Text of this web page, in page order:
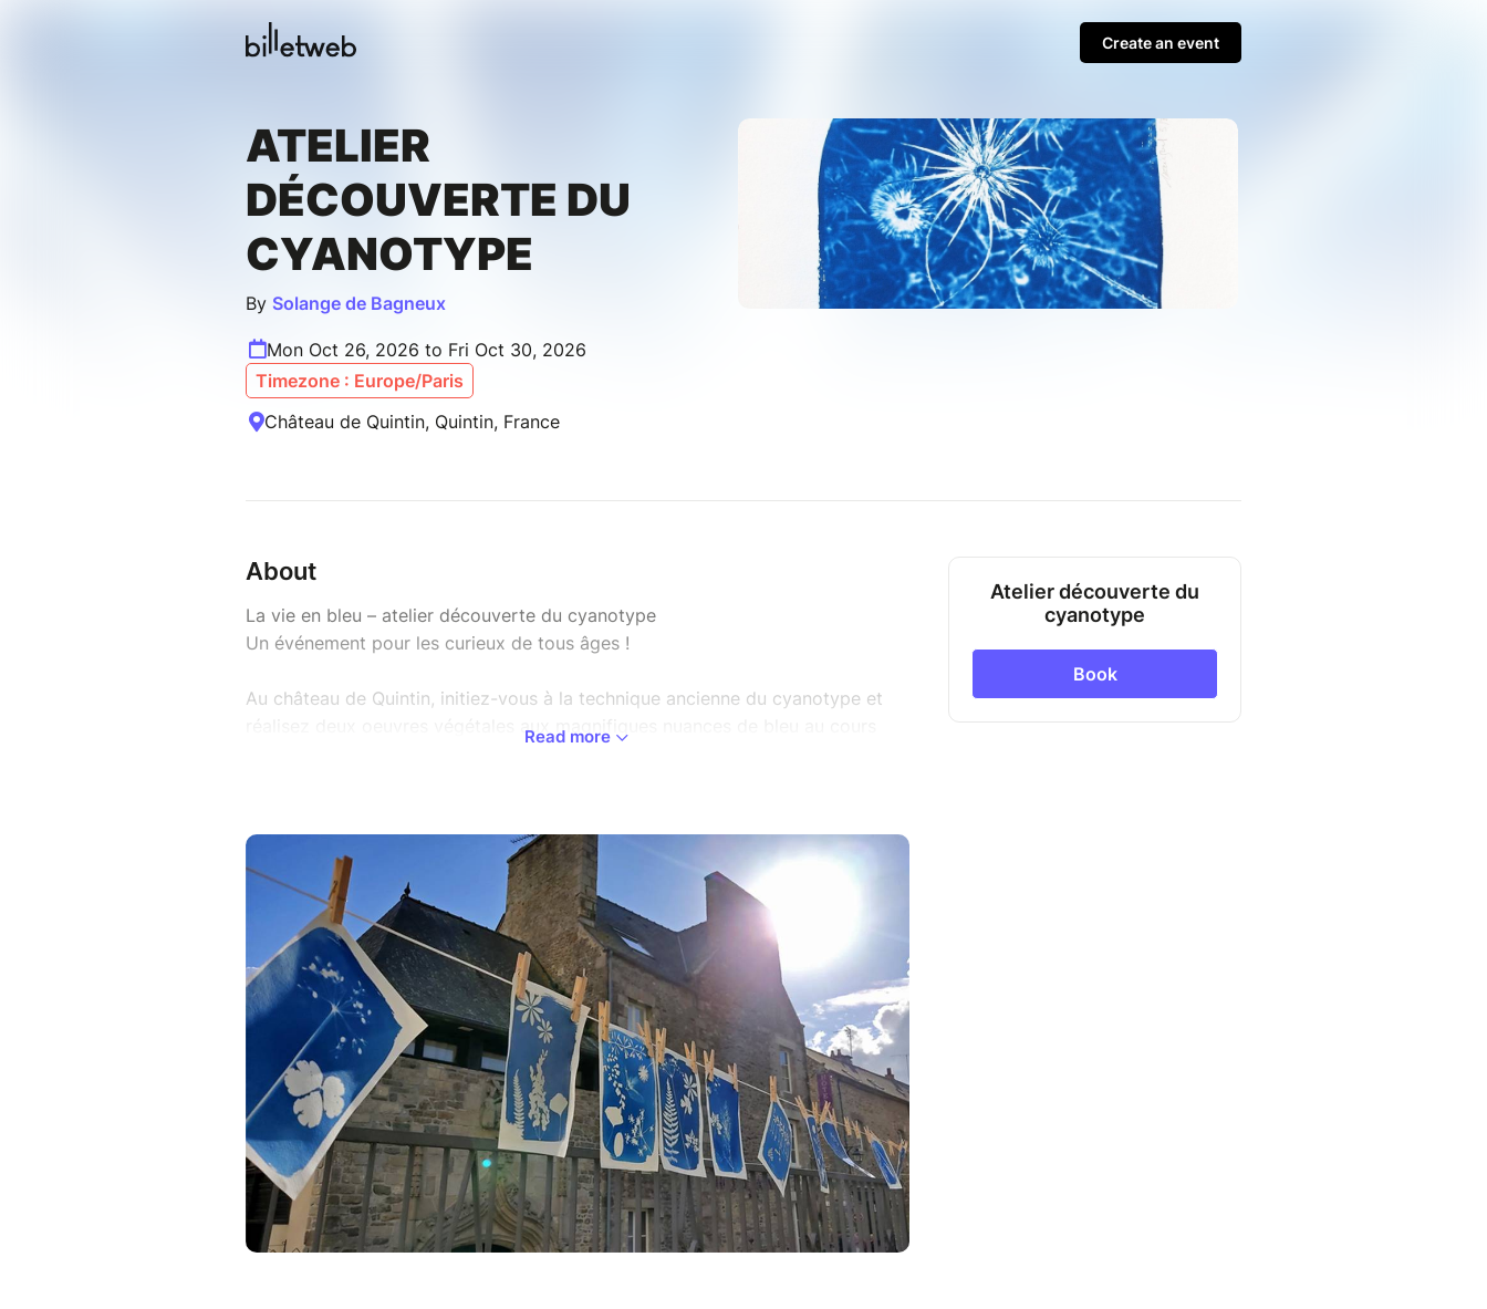
Create an event
ATELIER
DÉCOUVERTE DU
CYANOTYPE
By Solange de Bagneux
Mon Oct 26, 2026 to Fri Oct 30, 2026
Timezone : Europe/Paris
Château de Quintin, Quintin, France
About
La vie en bleu – atelier découverte du cyanotype
Un événement pour les curieux de tous âges !
Au château de Quintin, initiez-vous à la technique ancienne du cyanotype et
réalisez deux oeuvres végétales aux magnifiques nuances de bleu au cours
de 16h15, nous avons programmé ces nouveaux créneaux :
Dimanche 26, mercredi 29 et vendredi 31 octobre à 10h30 ou à 14h15 (durée
1h30).
Tarif : 25 €(à partir de 15 ans) - 15 € (5-14 ans)
Matériel inclus
Read more
Atelier découverte du
cyanotype
Book